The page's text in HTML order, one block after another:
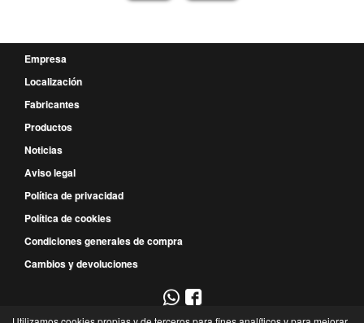
Empresa
Localización
Fabricantes
Productos
Noticias
Aviso legal
Política de privacidad
Política de cookies
Condiciones generales de compra
Cambios y devoluciones